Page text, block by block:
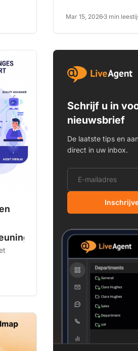
Mar 15, 2026 3 min
Schrijf u in
nieuwsbrief
De laatste tips en
direct in uw inbox.
E-mailadres